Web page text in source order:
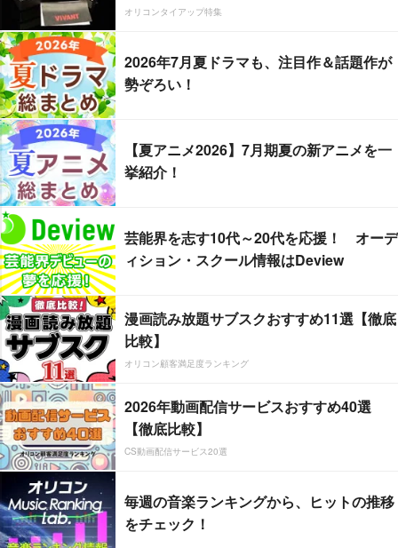
オリコンタイアップ特集
2026年7月夏ドラマも、注目作＆話題作が
勢ぞろい！
【夏アニメ2026】7月期夏の新アニメを一
挙紹介！
芸能界を志す10代～20代を応援！ オーデ
ィション・スクール情報はDeview
漫画読み放題サブスクおすすめ11選【徹底
比較】
オリコン顧客満足度ランキング
2026年動画配信サービスおすすめ40選
【徹底比較】
CS動画配信サービス20選
毎週の音楽ランキングから、ヒットの推移
をチェック！